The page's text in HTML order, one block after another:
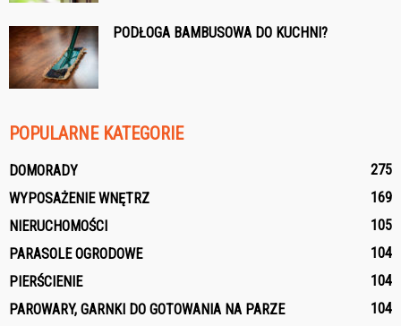
PODŁOGA BAMBUSOWA DO KUCHNI?
POPULARNE KATEGORIE
DOMORADY
275
WYPOSAŻENIE WNĘTRZ
169
NIERUCHOMOŚCI
105
PARASOLE OGRODOWE
104
PIERŚCIENIE
104
PAROWARY, GARNKI DO GOTOWANIA NA PARZE
104